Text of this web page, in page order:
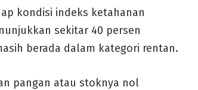
kondisi indeks ketahanan
sekitar 40 persen
berada dalam kategori rentan.
pangan atau stoknya nol